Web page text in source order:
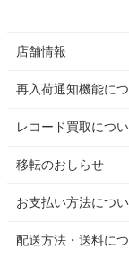
店舗情報
再入荷通知機能に
レコード買取につ
移転のおしらせ
お支払い方法につ
配送方法・送料に